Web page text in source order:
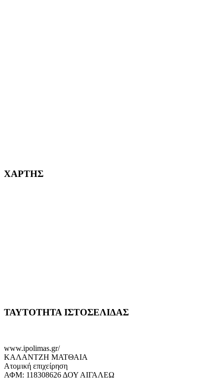
ΧΑΡΤΗΣ
ΤΑΥΤΟΤΗΤΑ ΙΣΤΟΣΕΛΙΔΑΣ
www.ipolimas.gr/
ΚΑΛΑΝΤΖΗ ΜΑΤΘΑΙΑ
Ατομική επιχείρηση
ΑΦΜ: 118308626 ΔΟΥ ΑΙΓΑΛΕΩ